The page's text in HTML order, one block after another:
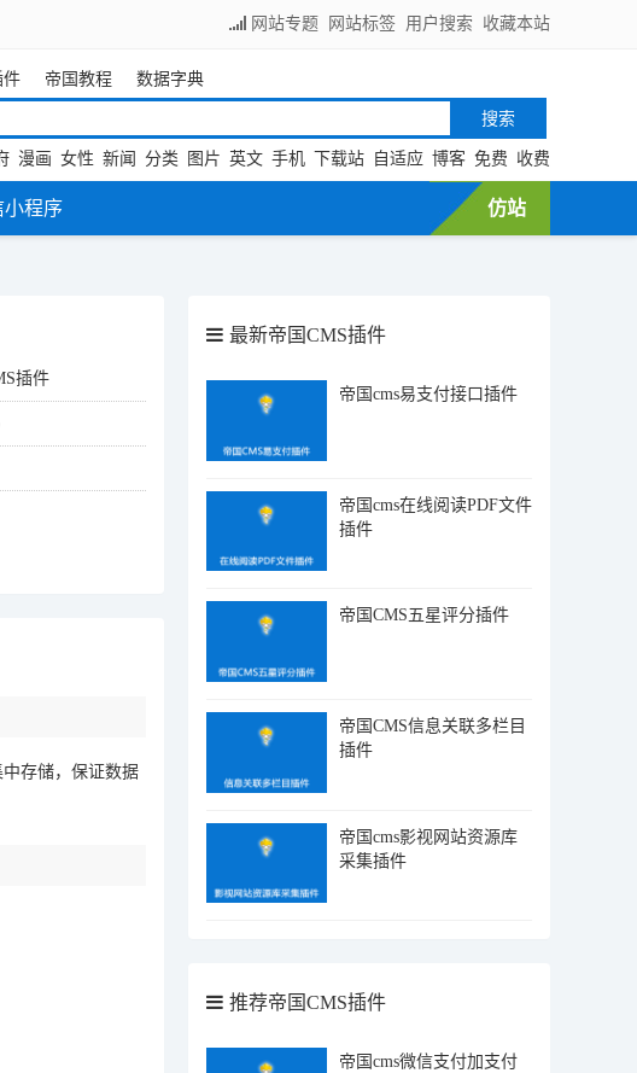
网站专题 网站标签 用户搜索 收藏本站
件 帝国教程 数据字典
漫画 女性 新闻 分类 图片 英文 手机 下载站 自适应 博客 免费 收费
小程序 仿站
插件
存储，保证数据
最新帝国CMS插件
帝国cms易支付接口插件
帝国cms在线阅读PDF文件
插件
帝国CMS五星评分插件
帝国CMS信息关联多栏目
插件
帝国cms影视网站资源库
采集插件
推荐帝国CMS插件
帝国cms微信支付加支付